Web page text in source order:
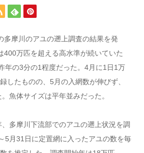
多摩川のアユの遡上調査の結果を発
400万匹を超える高水準が続いていた
年の3分の1程度だった。4月に1日1万
したものの、5月の入網数が伸びず、
魚体サイズは平年並みだった。
多摩川下流部でのアユの遡上状況を調
5月31日に定置網に入ったアユの数を毎